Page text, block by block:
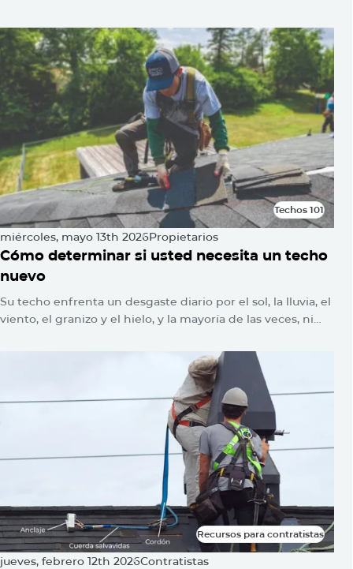
Techos 101
Techos 101
miércoles, mayo 13th 2026Propietarios
Cómo determinar si usted necesita un techo
nuevo
Su techo enfrenta un desgaste diario por el sol, la lluvia, el
viento, el granizo y el hielo, y la mayoría de las veces, ni
parpadean luces de advertencia. El daño simplemente se
acumula silenciosamente hasta que un día aparece una
mancha de agua en el techo o la línea del techo se hunde.
Recursos para contratistas
Recursos para contratistas
jueves, febrero 12th 2026Contratistas